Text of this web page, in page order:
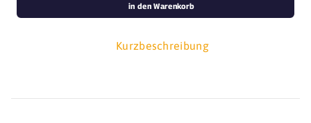
Kurzbeschreibung
in den Warenkorb